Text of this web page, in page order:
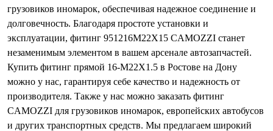
грузовиков иномарок, обеспечивая надежное соединение и
долговечность. Благодаря простоте установки и
эксплуатации, фитинг 951216M22X15 CAMOZZI станет
незаменимым элементом в вашем арсенале автозапчастей.
Купить фитинг прямой 16-M22X1.5 в Ростове на Дону
можно у нас, гарантируя себе качество и надежность от
производителя. Также у нас можно заказать фитинг
CAMOZZI для грузовиков иномарок, европейских автобусов
и других транспортных средств. Мы предлагаем широкий